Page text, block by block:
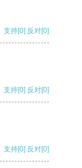
支持[0] 反对[0]
支持[0] 反对[0]
支持[0] 反对[0]